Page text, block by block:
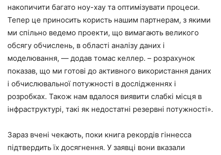
накопичити багато ноу-хау та оптимізувати процеси.
Тепер це приносить користь нашим партнерам, з якими
ми спільно ведемо проекти, що вимагають великого
обсягу обчислень, в області аналізу даних і
моделювання, — додав томас келлер. – розрахунок
показав, що ми готові до активного використання даних
і обчислювальної потужності в дослідженнях і
розробках. Також нам вдалося виявити слабкі місця в
інфраструктурі, такі як недостатні резервні потужності».
Зараз вчені чекають, поки книга рекордів гіннесса
підтвердить їх досягнення. У заявці вони вказали